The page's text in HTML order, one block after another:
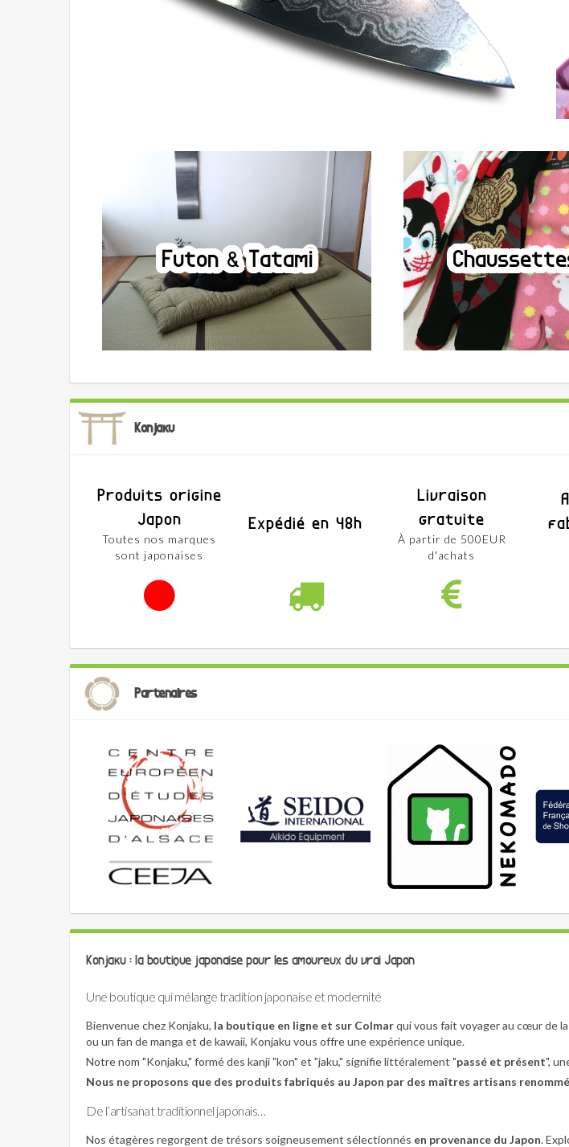
Futon & Tatami
Konjaku
Produits origine
Japon
Toutes nos marques
sont japonaises
Expédié en 48h
Livraison
gratuite
À partir de 500EUR
d'achats
Partenaires
Konjaku : la boutique japonaise pour les amoureux du vrai Japon
Une boutique qui mélange tradition japonaise et modernité
Bienvenue chez Konjaku, la boutique en ligne et sur Colmarqui vous fait voyager au cœur de
ou un fan de manga et de kawaii, Konjaku vous offre une expérience unique.
Notre nom "Konjaku," formé des kanji "kon" et "jaku," signifie littéralement "passé et présent",
Nous ne proposons que des produits fabriqués au Japon par des maîtres artisans
De l’artisanat traditionnel japonais…
Nos étagères regorgent de trésors soigneusement sélectionnés en provenance du Japon.